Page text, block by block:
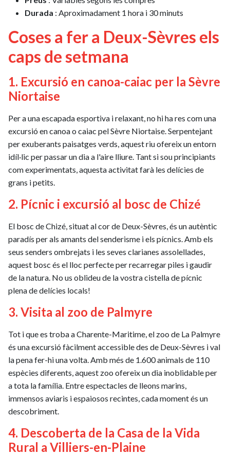
Durada : Aproximadament 1 hora i 30 minuts
Coses a fer a Deux-Sèvres els
caps de setmana
1. Excursió en canoa-caiac per la Sèvre
Niortaise
Per a una escapada esportiva i relaxant, no hi ha res com una
excursió en canoa o caiac pel Sèvre Niortaise. Serpentejant
per exuberants paisatges verds, aquest riu ofereix un entorn
idíl·lic per passar un dia a l'aire lliure. Tant si sou principiants
com experimentats, aquesta activitat farà les delícies de
grans i petits.
2. Pícnic i excursió al bosc de Chizé
El bosc de Chizé, situat al cor de Deux-Sèvres, és un autèntic
paradís per als amants del senderisme i els pícnics. Amb els
seus senders ombrejats i les seves clarianes assolellades,
aquest bosc és el lloc perfecte per recarregar piles i gaudir
de la natura. No us oblideu de la vostra cistella de pícnic
plena de delícies locals!
3. Visita al zoo de Palmyre
Tot i que es troba a Charente-Maritime, el zoo de La Palmyre
és una excursió fàcilment accessible des de Deux-Sèvres i val
la pena fer-hi una volta. Amb més de 1.600 animals de 110
espècies diferents, aquest zoo ofereix un dia inoblidable per
a tota la família. Entre espectacles de lleons marins,
immensos aviaris i espaiosos recintes, cada moment és un
descobriment.
4. Descoberta de la Casa de la Vida
Rural a Villiers-en-Plaine